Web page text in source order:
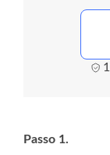
Passo 1.